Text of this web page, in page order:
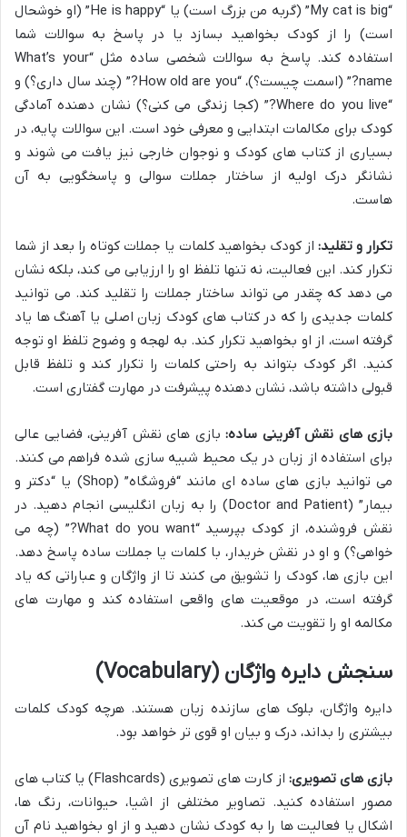
“My cat is big” (گربه من بزرگ است) یا “He is happy” (او خوشحال
است) را از کودک بخواهید بسازد یا در پاسخ به سوالات شما
استفاده کند. پاسخ به سوالات شخصی ساده مثل “What’s your
name?” (اسمت چیست؟)، “How old are you?” (چند سال داری؟) و
“Where do you live?” (کجا زندگی می کنی؟) نشان دهنده آمادگی
کودک برای مکالمات ابتدایی و معرفی خود است. این سوالات پایه، در
بسیاری از کتاب های کودک و نوجوان خارجی نیز یافت می شوند و
نشانگر درک اولیه از ساختار جملات سوالی و پاسخگویی به آن
هاست.
تکرار و تقلید: از کودک بخواهید کلمات یا جملات کوتاه را بعد از شما
تکرار کند. این فعالیت، نه تنها تلفظ او را ارزیابی می کند، بلکه نشان
می دهد که چقدر می تواند ساختار جملات را تقلید کند. می توانید
کلمات جدیدی را که در کتاب های کودک زبان اصلی یا آهنگ ها یاد
گرفته است، از او بخواهید تکرار کند. به لهجه و وضوح تلفظ او توجه
کنید. اگر کودک بتواند به راحتی کلمات را تکرار کند و تلفظ قابل
قبولی داشته باشد، نشان دهنده پیشرفت در مهارت گفتاری است.
بازی های نقش آفرینی ساده: بازی های نقش آفرینی، فضایی عالی
برای استفاده از زبان در یک محیط شبیه سازی شده فراهم می کنند.
می توانید بازی های ساده ای مانند “فروشگاه” (Shop) یا “دکتر و
بیمار” (Doctor and Patient) را به زبان انگلیسی انجام دهید. در
نقش فروشنده، از کودک بپرسید “What do you want?” (چه می
خواهی؟) و او در نقش خریدار، با کلمات یا جملات ساده پاسخ دهد.
این بازی ها، کودک را تشویق می کنند تا از واژگان و عباراتی که یاد
گرفته است، در موقعیت های واقعی استفاده کند و مهارت های
مکالمه او را تقویت می کند.
سنجش دایره واژگان (Vocabulary)
دایره واژگان، بلوک های سازنده زبان هستند. هرچه کودک کلمات
بیشتری را بداند، درک و بیان او قوی تر خواهد بود.
بازی های تصویری:
از کارت های تصویری (Flashcards) یا کتاب های
مصور استفاده کنید. تصاویر مختلفی از اشیا، حیوانات، رنگ ها،
اشکال یا فعالیت ها را به کودک نشان دهید و از او بخواهید نام آن